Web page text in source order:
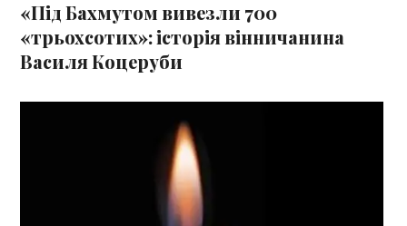
«Під Бахмутом вивезли 700
«трьохсотих»: історія вінничанина
Василя Коцеруби